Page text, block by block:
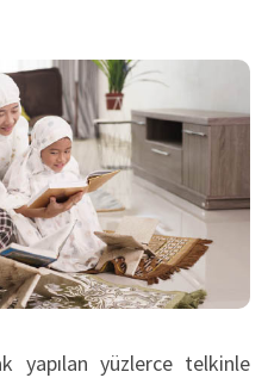
yapılan yüzlerce telkinle